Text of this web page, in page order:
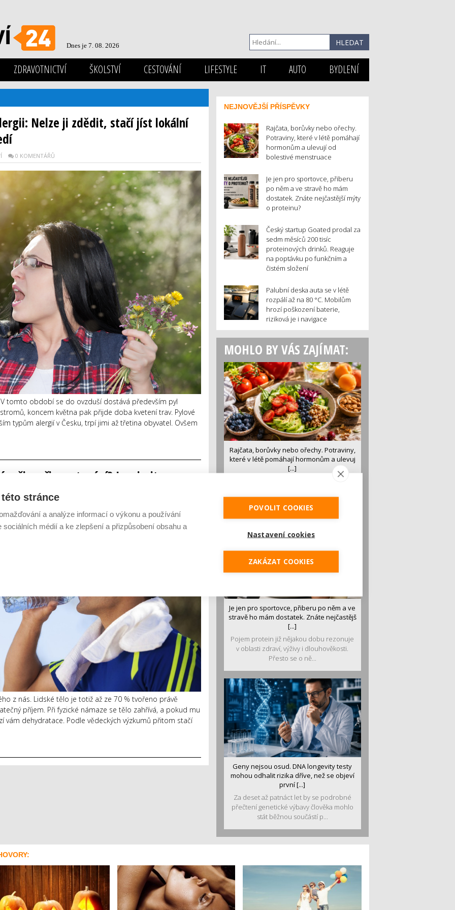
Dnes je 7. 08. 2026
ZDRAVOTNICTVÍ ŠKOLSTVÍ CESTOVÁNÍ LIFESTYLE IT AUTO BYDLENÍ
Nelze ji zdědit, stačí jíst lokální
0 KOMENTÁŘŮ
tomto období se do ovzduší dostává především pyl
koncem května pak přijde doba kvetení trav. Pylové
typům alergií v Česku, trpí jimi až třetina obyvatel. Ovšem
při sportování? Inspirujte se u
soli a medu
z nás. Lidské tělo je totiž až ze 70 % tvořeno právě
příjem. Při fyzické námaze se tělo zahřívá, a pokud mu
dehydratace. Podle vědeckých výzkumů přitom stačí
NEJNOVĚJŠÍ PŘÍSPĚVKY
Rajčata, borůvky nebo ořechy.
Potraviny, které v létě pomáhají
hormonům a ulevují od
bolestivé menstruace
Je jen pro sportovce, přiberu
po něm a ve stravě ho mám
dostatek. Znáte nejčastější mýty
o proteinu?
Český startup Goated prodal za
sedm měsíců 200 tisíc
proteinových drinků. Reaguje
na poptávku po funkčním a
čistém složení
Palubní deska auta se v létě
rozpálí až na 80 °C. Mobilům
hrozí poškození baterie,
riziková je i navigace
MOHLO BY VÁS ZAJÍMAT:
Rajčata, borůvky nebo ořechy. Potraviny,
které v létě pomáhají hormonům a ulevuj
[...]
luštěniny jsou práv...
Je jen pro sportovce, přiberu po něm a ve
stravě ho mám dostatek. Znáte nejčastějš
[...]
Pojem protein již nějakou dobu rezonuje
v oblasti zdraví, výživy i dlouhověkosti.
Přesto se o ně...
Geny nejsou osud. DNA longevity testy
mohou odhalit rizika dříve, než se objeví
první [...]
Za deset až patnáct let by se podrobné
přečtení genetické výbavy člověka mohlo
stát běžnou součástí p...
stránce
a analýze informací o výkonu a používání
médií a ke zlepšení a přizpůsobení obsahu a
POVOLIT COOKIES
Nastavení cookies
ZAKÁZAT COOKIES